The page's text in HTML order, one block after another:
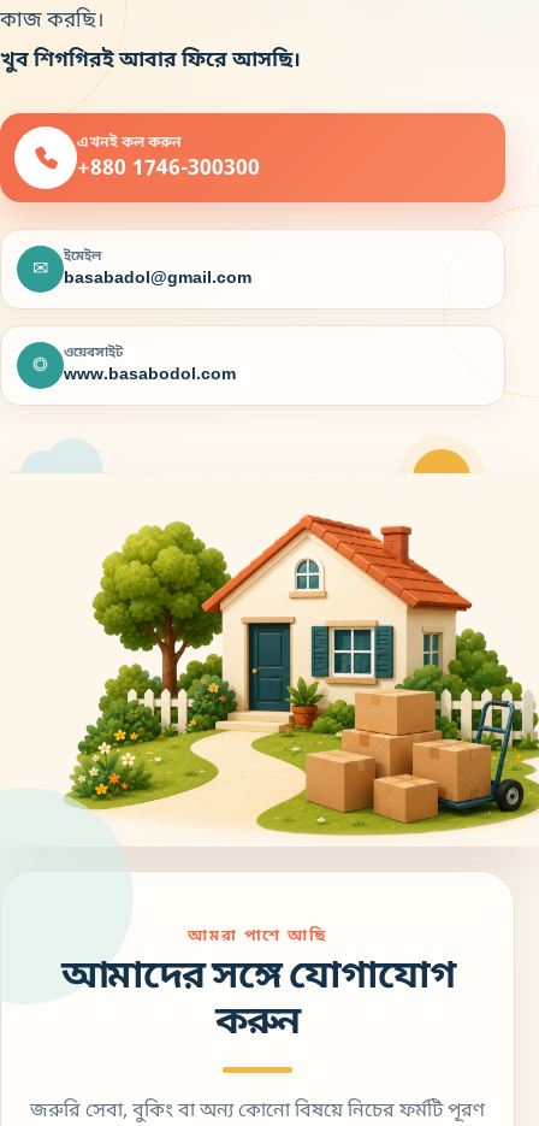
কাজ করছি।
খুব শিগগিরই আবার ফিরে আসছি।
এখনই কল করুন
+880 1746-300300
✉ ইমেইল
basabadol@gmail.com
◎ ওয়েবসাইট
www.basabodol.com
আমরা পাশে আছি
আমাদের সঙ্গে যোগাযোগ
করুন
জরুরি সেবা, বুকিং বা অন্য কোনো বিষয়ে নিচের ফর্মটি পূরণ